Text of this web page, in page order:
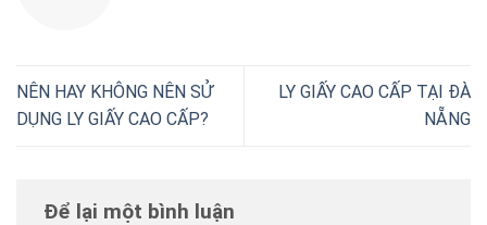
NÊN HAY KHÔNG NÊN SỬ
DỤNG LY GIẤY CAO CẤP?
LY GIẤY CAO CẤP TẠI ĐÀ
NẴNG
Để lại một bình luận